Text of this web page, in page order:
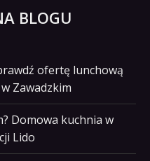
BLOGU
ofertę lunchową
Zawadzkim
Domowa kuchnia w
Lido